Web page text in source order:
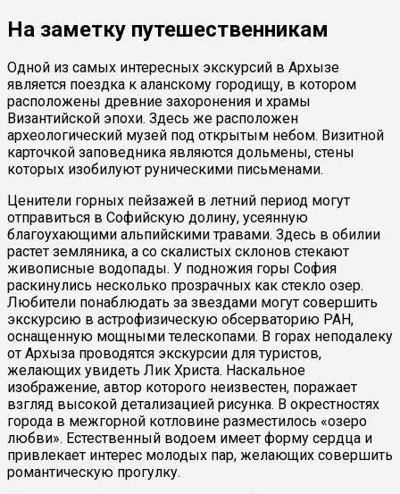
На заметку путешественникам
Одной из самых интересных экскурсий в Архызе
является поездка к аланскому городищу, в котором
расположены древние захоронения и храмы
Византийской эпохи. Здесь же расположен
археологический музей под открытым небом. Визитной
карточкой заповедника являются дольмены, стены
которых изобилуют руническими письменами.
Ценители горных пейзажей в летний период могут
отправиться в Софийскую долину, усеянную
благоухающими альпийскими травами. Здесь в обилии
растет земляника, а со скалистых склонов стекают
живописные водопады. У подножия горы София
раскинулись несколько прозрачных как стекло озер.
Любители понаблюдать за звездами могут совершить
экскурсию в астрофизическую обсерваторию РАН,
оснащенную мощными телескопами. В горах неподалеку
от Архыза проводятся экскурсии для туристов,
желающих увидеть Лик Христа. Наскальное
изображение, автор которого неизвестен, поражает
взгляд высокой детализацией рисунка. В окрестностях
города в межгорной котловине разместилось «озеро
любви». Естественный водоем имеет форму сердца и
привлекает интерес молодых пар, желающих совершить
романтическую прогулку.